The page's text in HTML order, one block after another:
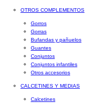
OTROS COMPLEMENTOS
Gorros
Gorras
Bufandas y pañuelos
Guantes
Conjuntos
Conjuntos infantiles
Otros accesorios
CALCETINES Y MEDIAS
Calcetines